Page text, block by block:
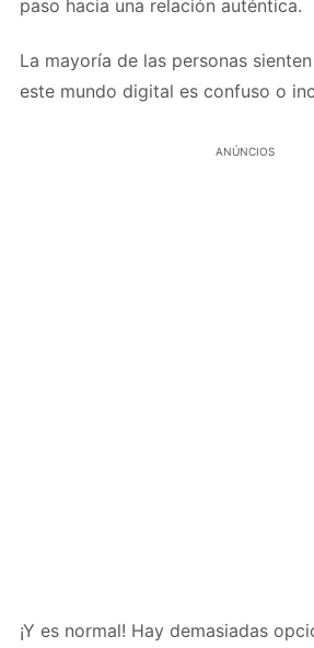
paso hacia una relación auténtica.
La mayoría de las personas
este mundo digital es confuso o
ANÚNCIOS
¡Y es normal! Hay demasiadas